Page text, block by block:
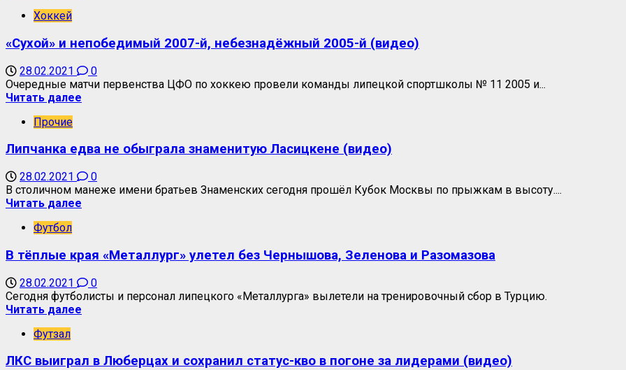
Хоккей
«Сухой» и непобедимый 2007-й, небезнадёжный 2005-й (видео)
28.02.2021
0
Очередные матчи первенства ЦФО по хоккею провели команды липецкой спортшколы № 11 2005 и...
Читать далее
Прочие
Липчанка едва не обыграла знаменитую Ласицкене (видео)
28.02.2021
0
В столичном манеже имени братьев Знаменских сегодня прошёл Кубок Москвы по прыжкам в высоту....
Читать далее
Футбол
В тёплые края «Металлург» улетел без Чернышова, Зеленова и Разомазова
28.02.2021
0
Сегодня футболисты и персонал липецкого «Металлурга» вылетели на тренировочный сбор в Турцию.
Читать далее
Футзал
ЛКС выиграл в Люберцах и сохранил статус-кво в погоне за лидерами (видео)